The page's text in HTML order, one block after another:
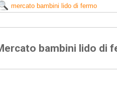
bambini lido di